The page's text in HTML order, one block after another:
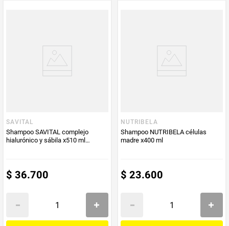
SAVITAL
Shampoo SAVITAL complejo
hialurónico y sábila x510 ml
$ 36.700
NUTRIBELA
Shampoo NUTRIBELA células
madre x400 ml
$ 23.600